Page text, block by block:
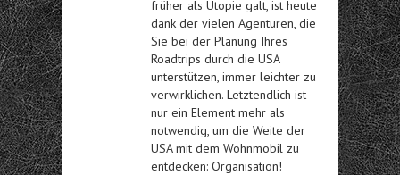
früher als Utopie galt, ist heute
dank der vielen Agenturen, die
Sie bei der Planung Ihres
Roadtrips durch die USA
unterstützen, immer leichter zu
verwirklichen. Letztendlich ist
nur ein Element mehr als
notwendig, um die Weite der
USA mit dem Wohnmobil zu
entdecken: Organisation!